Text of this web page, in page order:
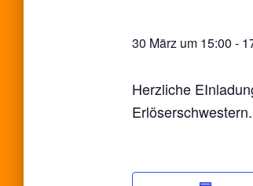
30 März um 15:00 -
Herzliche
Erlöserschwestern.